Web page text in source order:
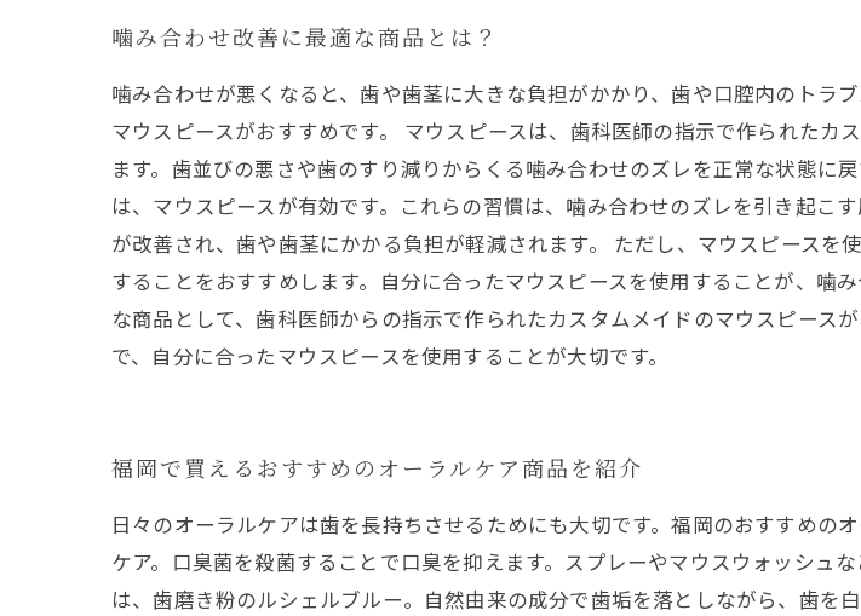
噛み合わせ改善に最適な商品とは？
噛み合わせが悪くなると、歯や歯茎に大きな負担がかかり、歯や口腔内のトラ
マウスピースがおすすめです。 マウスピースは、歯科医師の指示で作られた
ます。歯並びの悪さや歯のすり減りからくる噛み合わせのズレを正常な状態に
は、マウスピースが有効です。これらの習慣は、噛み合わせのズレを引き起こ
が改善され、歯や歯茎にかかる負担が軽減されます。 ただし、マウスピース
することをおすすめします。自分に合ったマウスピースを使用することが、噛
な商品として、歯科医師からの指示で作られたカスタムメイドのマウスピース
で、自分に合ったマウスピースを使用することが大切です。
福岡で買えるおすすめのオーラルケア商品を紹介
日々のオーラルケアは歯を長持ちさせるためにも大切です。福岡のおすすめの
ケア。口臭菌を殺菌することで口臭を抑えます。スプレーやマウスウォッシュ
は、歯磨き粉のルシェルブルー。自然由来の成分で歯垢を落としながら、歯を